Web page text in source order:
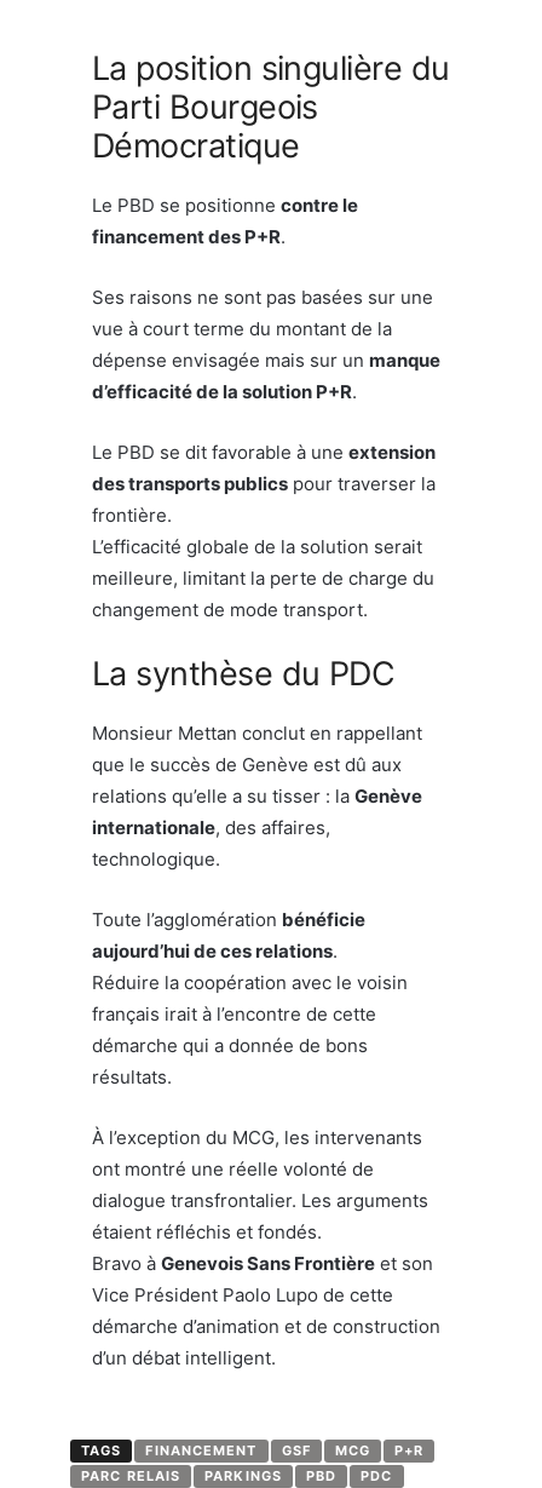
La position singulière du
Parti Bourgeois
Démocratique
Le PBD se positionne contre le
financement des P+R.
Ses raisons ne sont pas basées sur une
vue à court terme du montant de la
dépense envisagée mais sur un manque
d’efficacité de la solution P+R.
Le PBD se dit favorable à une extension
des transports publics pour traverser la
frontière.
L’efficacité globale de la solution serait
meilleure, limitant la perte de charge du
changement de mode transport.
La synthèse du PDC
Monsieur Mettan conclut en rappellant
que le succès de Genève est dû aux
relations qu’elle a su tisser : la Genève
internationale, des affaires,
technologique.
Toute l’agglomération bénéficie
aujourd’hui de ces relations.
Réduire la coopération avec le voisin
français irait à l’encontre de cette
démarche qui a donnée de bons
résultats.
À l’exception du MCG, les intervenants
ont montré une réelle volonté de
dialogue transfrontalier. Les arguments
étaient réfléchis et fondés.
Bravo à Genevois Sans Frontière et son
Vice Président Paolo Lupo de cette
démarche d’animation et de construction
d’un débat intelligent.
TAGS FINANCEMENT GSF MCG
P+R
PARC RELAIS
PARKINGS PBD
PDC